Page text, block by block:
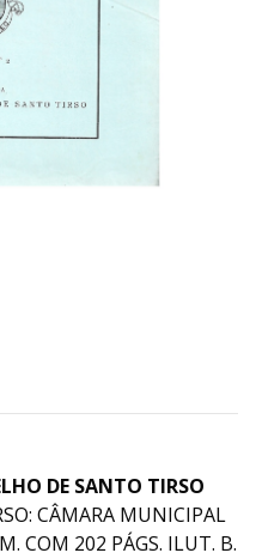
DE SANTO TIRSO
CÂMARA MUNICIPAL
COM 202 PÁGS. ILUT. B.